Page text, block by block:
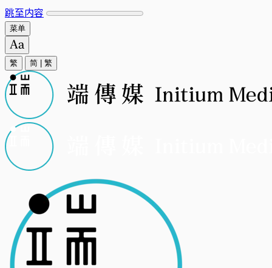
跳至内容
菜单
繁 简 繁